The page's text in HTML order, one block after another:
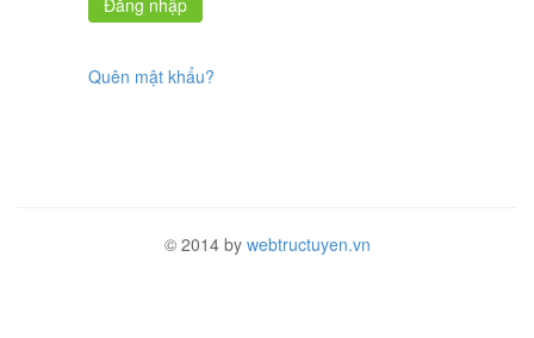
Quên mật khẩu?
© 2014 by webtructuyen.vn